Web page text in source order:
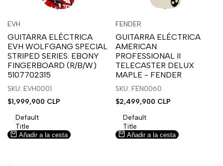
sesión
para
usar
la
lista
deseos.
para
usar
Compare
Proveedor:
EVH
GUITARRA ELÉCTRICA
EVH WOLFGANG SPECIAL
STRIPED SERIES: EBONY
FINGERBOARD (R/B/W)
5107702315
SKU: EVH0001
Precio
venta
$1,999,900 CLP
Default
Title
Añadir a la cesta
sesión
para
usar
la
lista
deseos.
sesión
para
usar
Compare
Vista
Proveedor:
FENDER
GUITARRA ELÉCTRICA
AMERICAN
PROFESSIONAL II
TELECASTER DELUX
MAPLE - FENDER
SKU: FEN0060
Precio
venta
$2,499,900 CLP
Default
Title
Añadir a la cesta